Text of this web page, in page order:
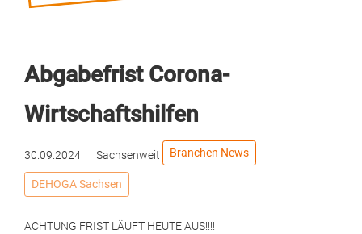
Abgabefrist Corona-
Wirtschaftshilfen
30.09.2024 Sachsenweit Branchen News
DEHOGA Sachsen
ACHTUNG FRIST LÄUFT HEUTE AUS!!!!